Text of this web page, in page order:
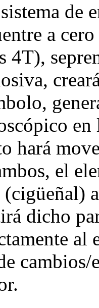
de
a
4T),
hará
el
dicho
al